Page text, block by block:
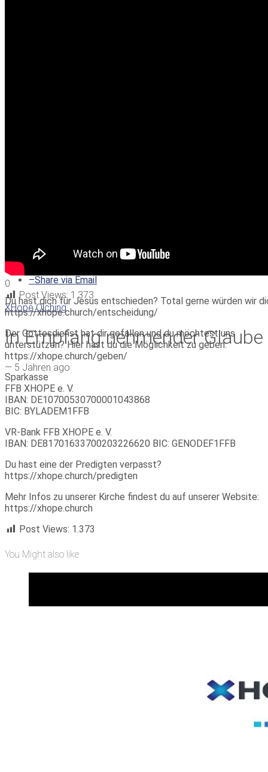
0
Post Views: 1.373
XHope Olching
In Empfang nehmender
— 5 Jahren ago
Share on Twitter
–Share on Facebook
–Share via Email
Du hast dich für Jesus entschieden? Total gerne würden wir
https://xhope.church/entscheidung/
Der Gottesdienst hat dir gefallen und du möchtest uns
unterstützen? Hier hast du die Möglichkeit zu geben:
https://xhope.church/geben/
Sparkasse
FFB XHOPE e. V.
IBAN: DE10700530700001043868
BIC: BYLADEM1FFB
VR-Bank FFB XHOPE e. V.
IBAN: DE81701633700203226620 BIC: GENODEF1FFB
Du hast eine der Predigten verpasst?
https://xhope.church/predigten
Mehr Infos zu unserer Kirche findest du auf unserer Website:
https://xhope.church
Post Views: 1.373
You Might also like